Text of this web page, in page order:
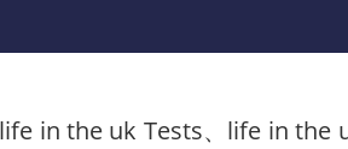
in the uk Tests、life in